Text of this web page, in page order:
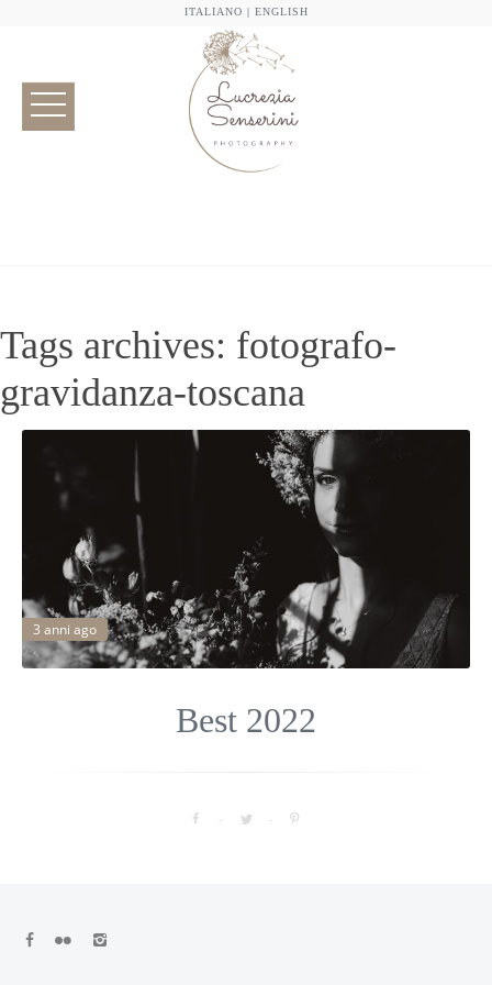
ITALIANO | ENGLISH
Tags archives: fotografo-
gravidanza-toscana
3 anni ago
Best 2022